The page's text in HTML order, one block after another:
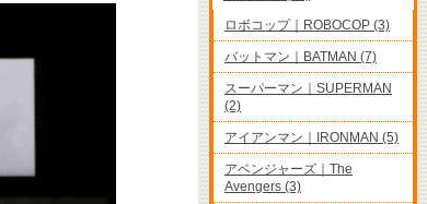
ロボコップ｜ROBOCOP (3)
バットマン｜BATMAN (7)
スーパーマン｜SUPERMAN
(2)
アイアンマン｜IRONMAN (5)
アベンジャーズ｜The
Avengers (3)